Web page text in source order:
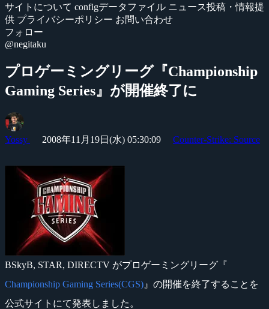
サイトについて configデータファイル ニュース投稿・情報提
供 プライバシーポリシー お問い合わせ
フォロー
@negitaku
プロゲーミングリーグ『Championship
Gaming Series』が開催終了に
Yossy 2008年11月19日(水) 05:30:09 Counter-Strike: Source
BSkyB, STAR, DIRECTV がプロゲーミングリーグ『
Championship Gaming Series(CGS) 』の開催を終了することを
公式サイトにて発表しました。